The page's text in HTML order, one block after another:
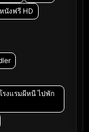
นังฟรี HD
รงแรมผีหนี ไปพัก